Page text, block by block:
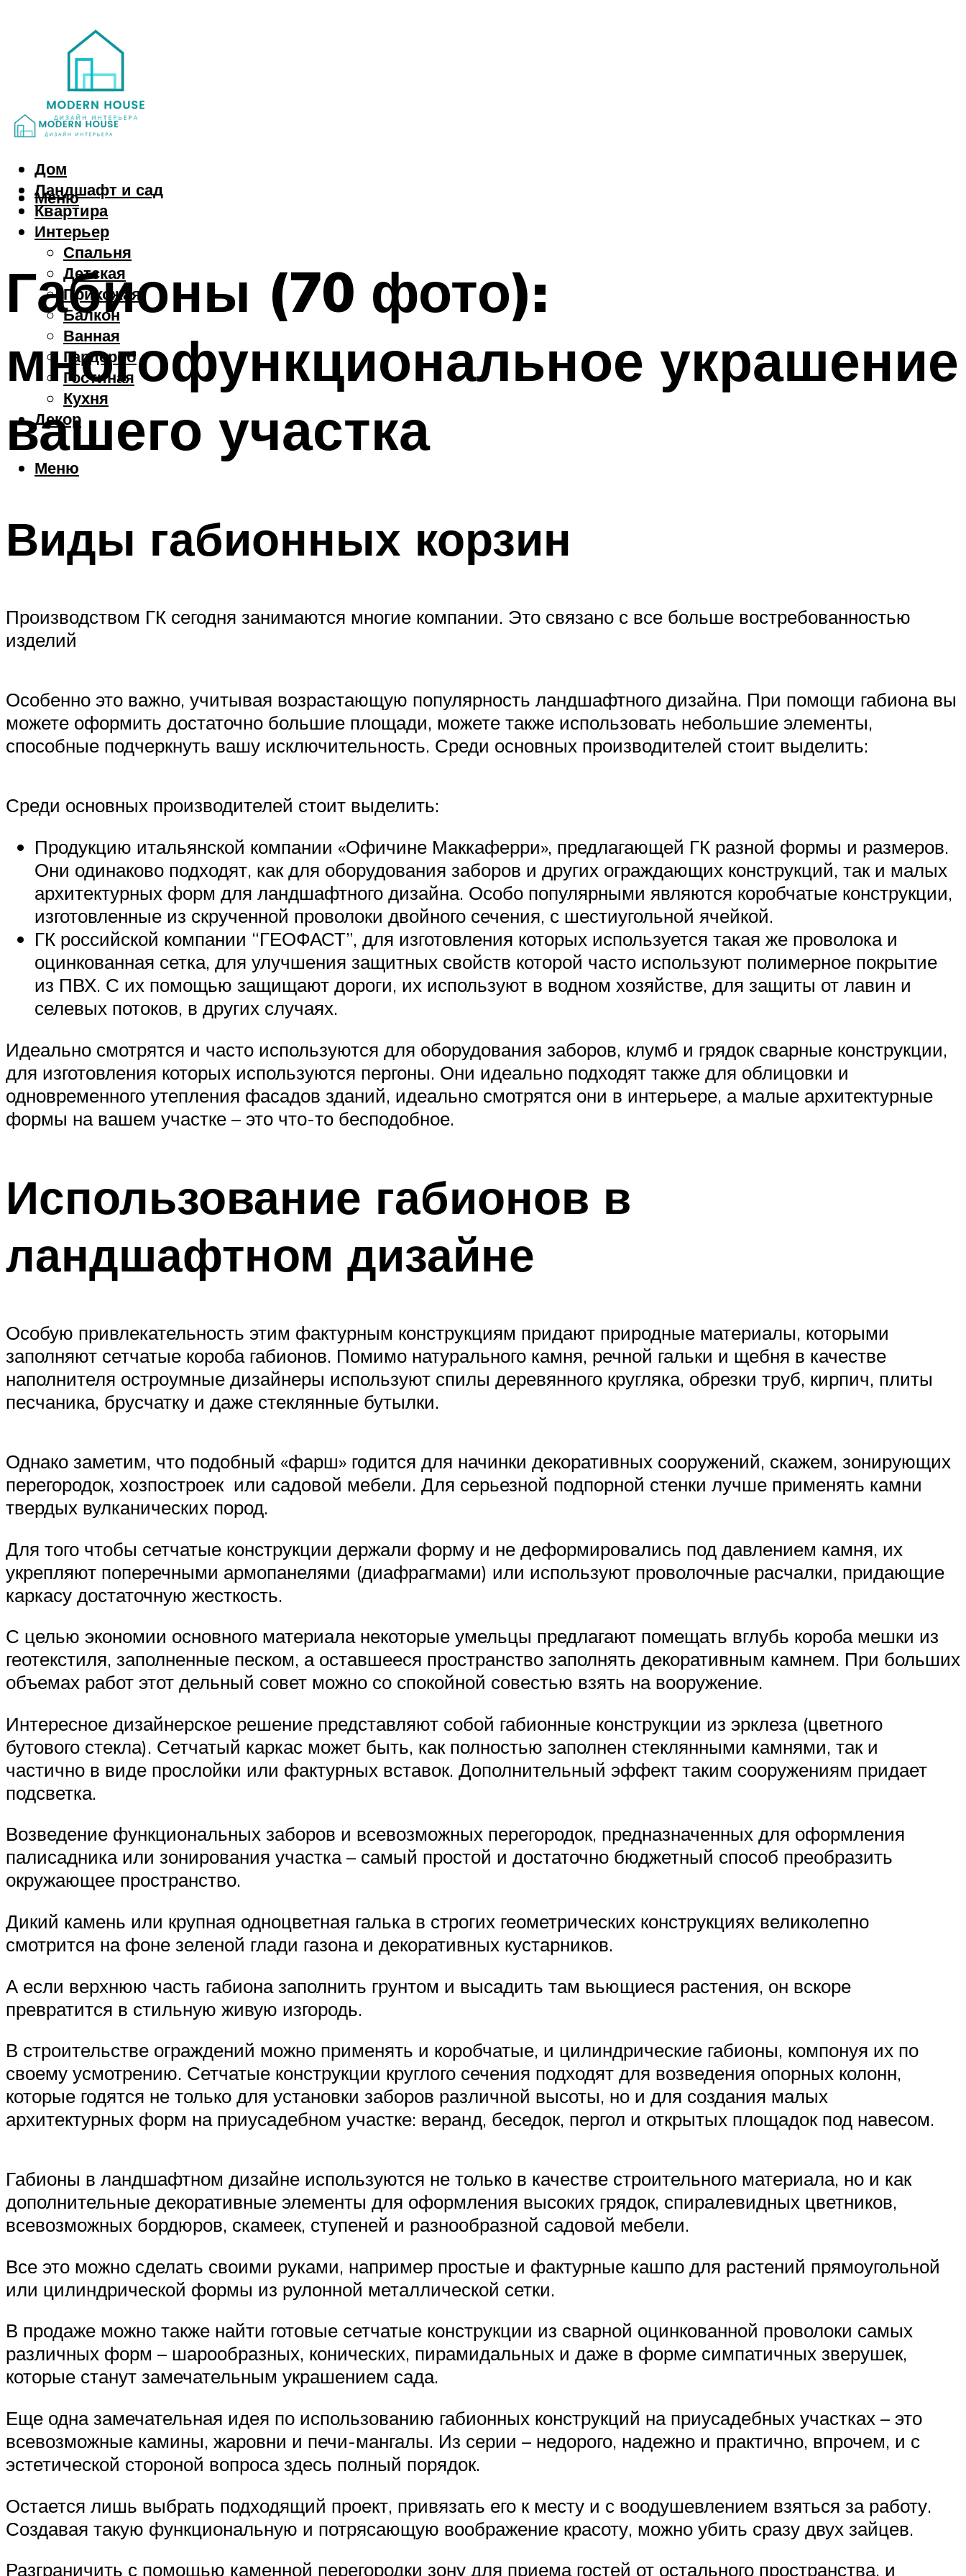
Дом
Ландшафт и сад
Квартира
Интерьер
Спальня
Детская
Прихожая
Балкон
Ванная
Гардероб
Гостиная
Кухня
Декор
Меню
Меню
Габионы (70 фото):
многофункциональное украшение
вашего участка
Виды габионных корзин
Производством ГК сегодня занимаются многие компании. Это связано с все больше востребованностью
изделий
Особенно это важно, учитывая возрастающую популярность ландшафтного дизайна. При помощи габиона вы
можете оформить достаточно большие площади, можете также использовать небольшие элементы,
способные подчеркнуть вашу исключительность. Среди основных производителей стоит выделить:
Среди основных производителей стоит выделить:
Продукцию итальянской компании «Офичине Маккаферри», предлагающей ГК разной формы и размеров.
Они одинаково подходят, как для оборудования заборов и других ограждающих конструкций, так и малых
архитектурных форм для ландшафтного дизайна. Особо популярными являются коробчатые конструкции,
изготовленные из скрученной проволоки двойного сечения, с шестиугольной ячейкой.
ГК российской компании “ГЕОФАСТ”, для изготовления которых используется такая же проволока и
оцинкованная сетка, для улучшения защитных свойств которой часто используют полимерное покрытие
из ПВХ. С их помощью защищают дороги, их используют в водном хозяйстве, для защиты от лавин и
селевых потоков, в других случаях.
Идеально смотрятся и часто используются для оборудования заборов, клумб и грядок сварные конструкции,
для изготовления которых используются пергоны. Они идеально подходят также для облицовки и
одновременного утепления фасадов зданий, идеально смотрятся они в интерьере, а малые архитектурные
формы на вашем участке – это что-то бесподобное.
Использование габионов в
ландшафтном дизайне
Особую привлекательность этим фактурным конструкциям придают природные материалы, которыми
заполняют сетчатые короба габионов. Помимо натурального камня, речной гальки и щебня в качестве
наполнителя остроумные дизайнеры используют спилы деревянного кругляка, обрезки труб, кирпич, плиты
песчаника, брусчатку и даже стеклянные бутылки.
Однако заметим, что подобный «фарш» годится для начинки декоративных сооружений, скажем, зонирующих
перегородок, хозпостроек или садовой мебели. Для серьезной подпорной стенки лучше применять камни
твердых вулканических пород.
Для того чтобы сетчатые конструкции держали форму и не деформировались под давлением камня, их
укрепляют поперечными армопанелями (диафрагмами) или используют проволочные расчалки, придающие
каркасу достаточную жесткость.
С целью экономии основного материала некоторые умельцы предлагают помещать вглубь короба мешки из
геотекстиля, заполненные песком, а оставшееся пространство заполнять декоративным камнем. При больших
объемах работ этот дельный совет можно со спокойной совестью взять на вооружение.
Интересное дизайнерское решение представляют собой габионные конструкции из эрклеза (цветного
бутового стекла). Сетчатый каркас может быть, как полностью заполнен стеклянными камнями, так и
частично в виде прослойки или фактурных вставок. Дополнительный эффект таким сооружениям придает
подсветка.
Возведение функциональных заборов и всевозможных перегородок, предназначенных для оформления
палисадника или зонирования участка – самый простой и достаточно бюджетный способ преобразить
окружающее пространство.
Дикий камень или крупная одноцветная галька в строгих геометрических конструкциях великолепно
смотрится на фоне зеленой глади газона и декоративных кустарников.
А если верхнюю часть габиона заполнить грунтом и высадить там вьющиеся растения, он вскоре
превратится в стильную живую изгородь.
В строительстве ограждений можно применять и коробчатые, и цилиндрические габионы, компонуя их по
своему усмотрению. Сетчатые конструкции круглого сечения подходят для возведения опорных колонн,
которые годятся не только для установки заборов различной высоты, но и для создания малых
архитектурных форм на приусадебном участке: веранд, беседок, пергол и открытых площадок под навесом.
Габионы в ландшафтном дизайне используются не только в качестве строительного материала, но и как
дополнительные декоративные элементы для оформления высоких грядок, спиралевидных цветников,
всевозможных бордюров, скамеек, ступеней и разнообразной садовой мебели.
Все это можно сделать своими руками, например простые и фактурные кашпо для растений прямоугольной
или цилиндрической формы из рулонной металлической сетки.
В продаже можно также найти готовые сетчатые конструкции из сварной оцинкованной проволоки самых
различных форм – шарообразных, конических, пирамидальных и даже в форме симпатичных зверушек,
которые станут замечательным украшением сада.
Еще одна замечательная идея по использованию габионных конструкций на приусадебных участках – это
всевозможные камины, жаровни и печи-мангалы. Из серии – недорого, надежно и практично, впрочем, и с
эстетической стороной вопроса здесь полный порядок.
Остается лишь выбрать подходящий проект, привязать его к месту и с воодушевлением взяться за работу.
Создавая такую функциональную и потрясающую воображение красоту, можно убить сразу двух зайцев.
Разграничить с помощью каменной перегородки зону для приема гостей от остального пространства, и